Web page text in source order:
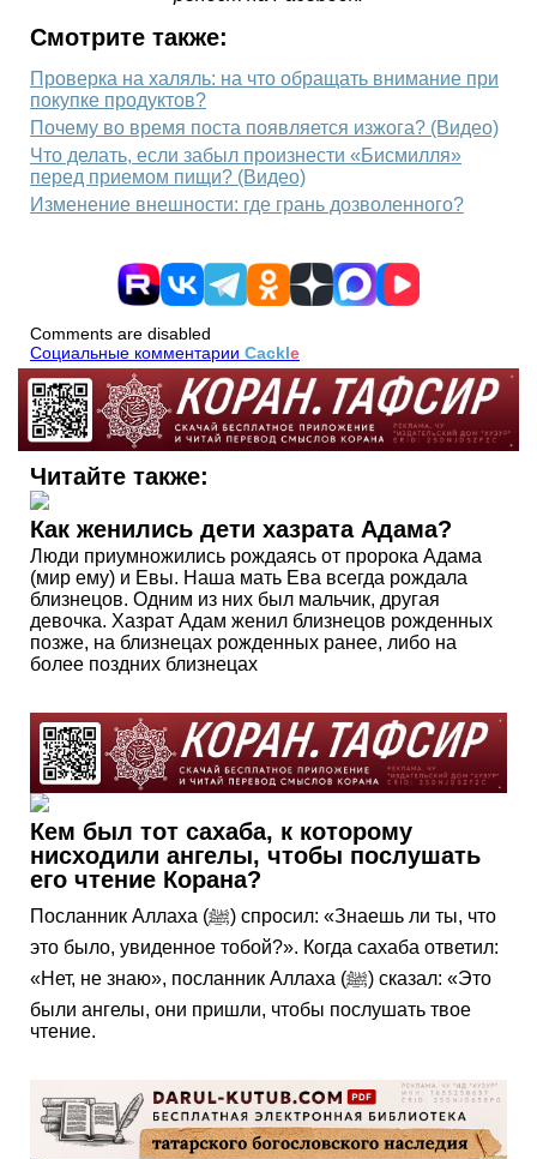
Смотрите также:
Проверка на халяль: на что обращать внимание при
покупке продуктов?
Почему во время поста появляется изжога? (Видео)
Что делать, если забыл произнести «Бисмилля»
перед приемом пищи? (Видео)
Изменение внешности: где грань дозволенного?
Comments are disabled
Социальные комментарии Cackle
Читайте также:
Как женились дети хазрата Адама?
Люди приумножились рождаясь от пророка Адама
(мир ему) и Евы. Наша мать Ева всегда рождала
близнецов. Одним из них был мальчик, другая
девочка. Хазрат Адам женил близнецов рожденных
позже, на близнецах рожденных ранее, либо на
более поздних близнецах
Кем был тот сахаба, к которому
нисходили ангелы, чтобы послушать
его чтение Корана?
Посланник Аллаха (ﷺ) спросил: «Знаешь ли ты, что
это было, увиденное тобой?». Когда сахаба ответил:
«Нет, не знаю», посланник Аллаха (ﷺ) сказал: «Это
были ангелы, они пришли, чтобы послушать твое
чтение.